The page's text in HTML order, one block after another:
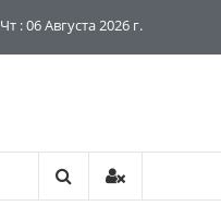
Чт : 06 Августа 2026 г.